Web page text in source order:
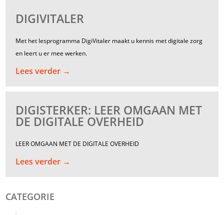
DIGIVITALER
Met het lesprogramma DigiVitaler maakt u kennis met digitale zorg
en leert u er mee werken.
Lees verder →
DIGISTERKER: LEER OMGAAN MET
DE DIGITALE OVERHEID
LEER OMGAAN MET DE DIGITALE OVERHEID
Lees verder →
CATEGORIE